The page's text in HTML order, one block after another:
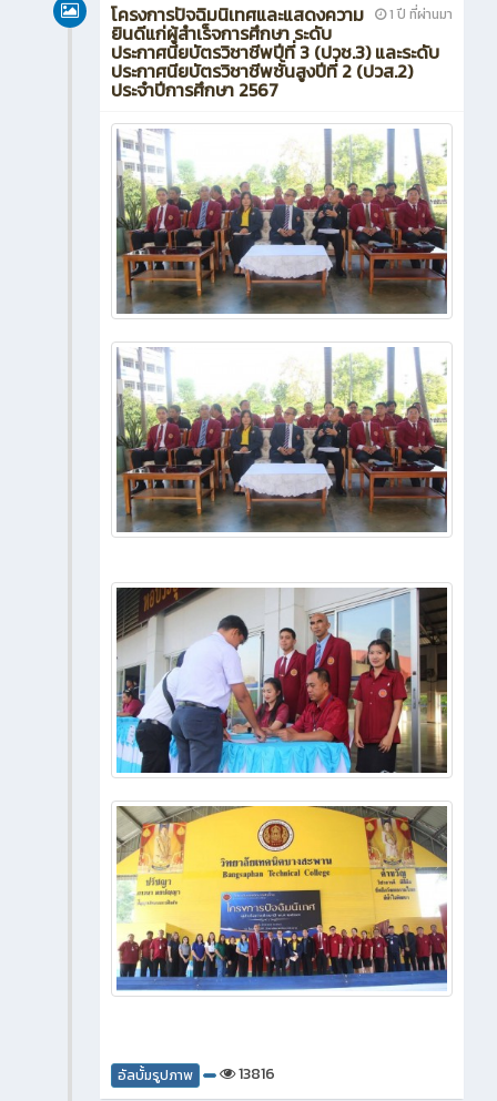
1 ปี ที่ผ่านมา
โครงการปัจฉิมนิเทศและแสดงความ
ยินดีแก่ผู้สำเร็จการศึกษา ระดับ
ประกาศนียบัตรวิชาชีพปีที่ 3 (ปวช.3) และระดับ
ประกาศนียบัตรวิชาชีพชั้นสูงปีที่ 2 (ปวส.2)
ประจำปีการศึกษา 2567
อัลบั้มรูปภาพ 13816